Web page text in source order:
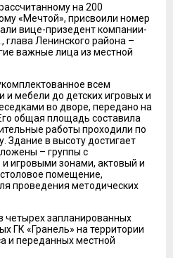
на 200
«Мечтой», присвоили номер
вице-призедент компании-
глава Ленинского района –
важные лица из местной
всем
и мебели до детских игровых и
во дворе, передано на
общая площадь составила
работы проходили по
Здание в высоту достигает
– группы с
игровыми зонами, актовый и
помещение,
проведения методических
запланированных
ГК «Гранель» на территории
и переданных местной